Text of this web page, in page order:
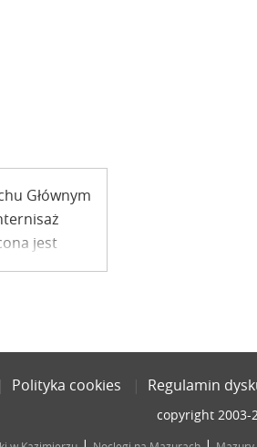
Głównym
jest
Polityka cookies Regulamin
copyright 2003-